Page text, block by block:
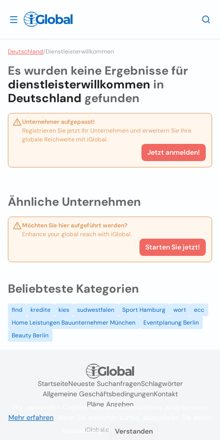
Deutschland/Dienstleisterwillkommen
Ähnliche Unternehmen
Möchten Sie hier aufgeführt werden?
Enhance your global reach with iGlobal.
Starten Sie jetzt!
Es wurden keine Ergebnisse für
dienstleisterwillkommen in
Deutschland gefunden
Unternehmer aufgepasst!
Registrieren Sie jetzt Ihr Unternehmen und erweitern Sie Ihre
globale Reichweite mit iGlobal.
Jetzt anmelden!
Beliebteste Kategorien
find kredite kies sudwestfalen Sport Hamburg wort
ecc
Home Leistungen Bauunternehmer München
Eventplanung Berlin
Beauty Berlin
StartseiteNeueste SuchanfragenSchlagwörter
Allgemeine GeschäftsbedingungenKontakt
Pläne Ansehen
iGlobal.co @ 2024
Wir verwenden Cookies, um das Nutzererlebnis zu verbessern
Mehr erfahren
Verwendung.
Verstanden